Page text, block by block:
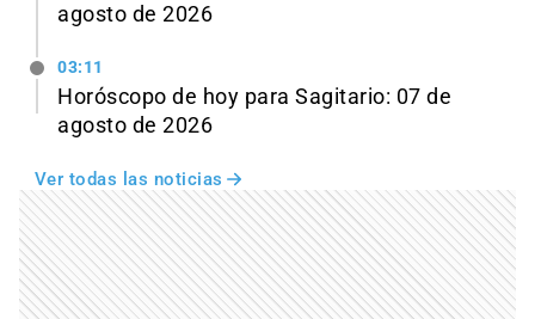
agosto de 2026
03:11
Horóscopo de hoy para Sagitario: 07 de
agosto de 2026
Ver todas las noticias